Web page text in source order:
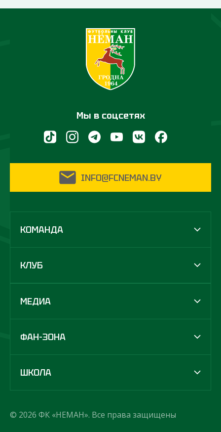
Мы в соцсетях
INFO@FCNEMAN.BY
КОМАНДА
КЛУБ
МЕДИА
ФАН-ЗОНА
ШКОЛА
© 2026 ФК «НЕМАН». Все права защищены